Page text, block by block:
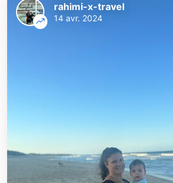
rahimi-x-travel
14 avr. 2024